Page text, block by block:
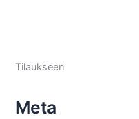
Tilaukseen
Meta